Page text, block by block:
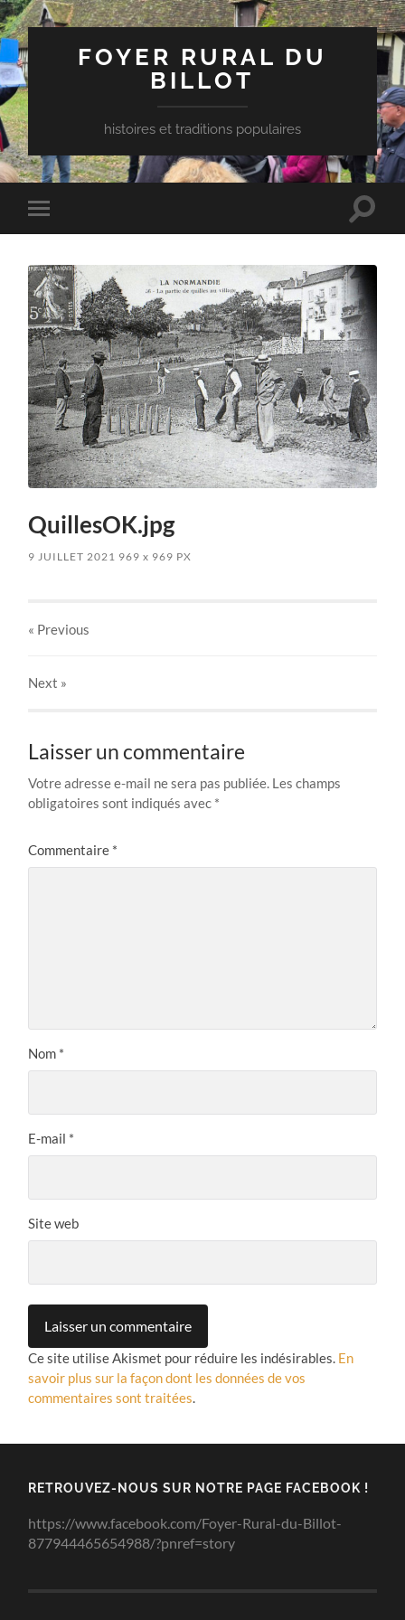
FOYER RURAL DU
BILLOT
histoires et traditions populaires
Toggle
mobile
Toggle
QuillesOK.jpg
9 JUILLET 2021 969x 969 PX
« Previous
Next »
Laisser un commentaire
Votre adresse e-mail ne sera pas publiée. Les champs
obligatoires sont indiqués avec *
Commentaire *
Nom *
E-mail *
Site web
Ce site utilise Akismet pour réduire les indésirables. En
savoir plus sur la façon dont les données de vos
commentaires sont traitées.
RETROUVEZ-NOUS SUR NOTRE PAGE FACEBOOK !
https://www.facebook.com/Foyer-Rural-du-Billot-
877944465654988/?pnref=story